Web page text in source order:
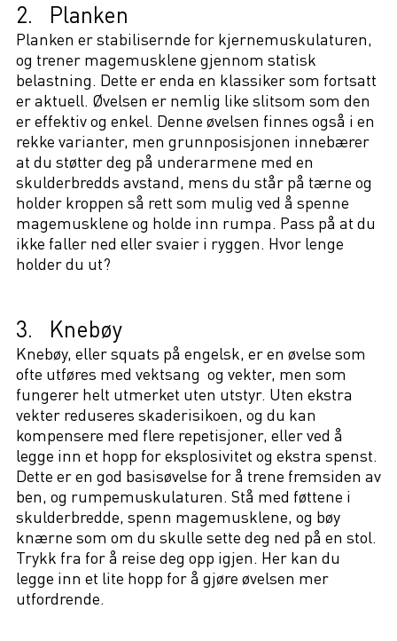
2. Planken
Planken er stabilisernde for kjernemuskulaturen,
og trener magemusklene gjennom statisk
belastning. Dette er enda en klassiker som fortsatt
er aktuell. Øvelsen er nemlig like slitsom som den
er effektiv og enkel. Denne øvelsen finnes også i en
rekke varianter, men grunnposisjonen innebærer
at du støtter deg på underarmene med en
skulderbredds avstand, mens du står på tærne og
holder kroppen så rett som mulig ved å spenne
magemusklene og holde inn rumpa. Pass på at du
ikke faller ned eller svaier i ryggen. Hvor lenge
holder du ut?
3. Knebøy
Knebøy, eller squats på engelsk, er en øvelse som
ofte utføres med vektsang og vekter, men som
fungerer helt utmerket uten utstyr. Uten ekstra
vekter reduseres skaderisikoen, og du kan
kompensere med flere repetisjoner, eller ved å
legge inn et hopp for eksplosivitet og ekstra spenst.
Dette er en god basisøvelse for å trene fremsiden av
ben, og rumpemuskulaturen. Stå med føttene i
skulderbredde, spenn magemusklene, og bøy
knærne som om du skulle sette deg ned på en stol.
Trykk fra for å reise deg opp igjen. Her kan du
legge inn et lite hopp for å gjøre øvelsen mer
utfordrende.